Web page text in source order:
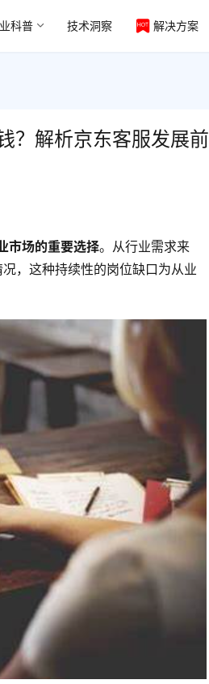
科普 技术洞察 解决方案
？解析京东客服发展前
市场的重要选择。从行业需求来
，这种持续性的岗位缺口为从业